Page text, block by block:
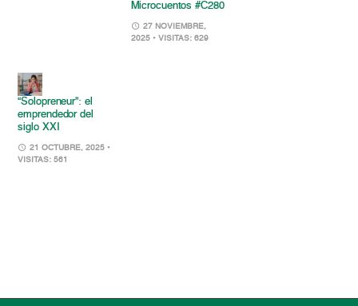
Microcuentos #C280
27 NOVIEMBRE,
2025 • VISITAS: 629
“Solopreneur”: el
emprendedor del
siglo XXI
21 OCTUBRE, 2025 •
VISITAS: 561